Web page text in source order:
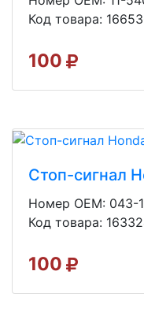
Код товара:
100
Стоп-сигнал
Номер OEM: 043-
Код товара:
100